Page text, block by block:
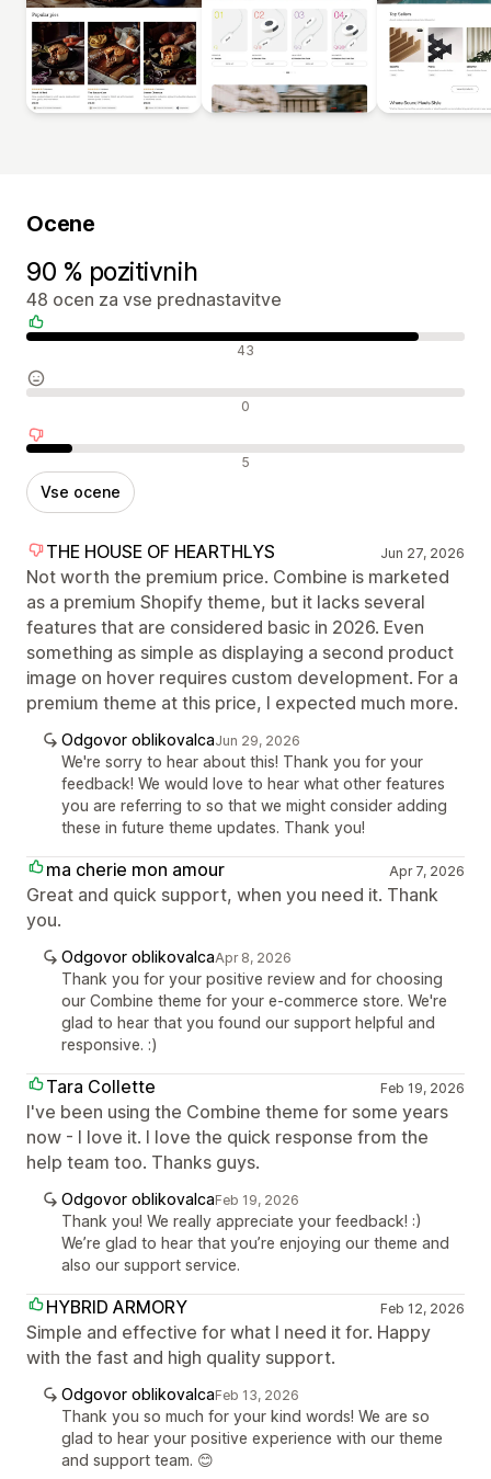
Ocene
90 % pozitivnih
48 ocen za vse prednastavitve
Pozitivne ocene 43
Nevtralne ocene 0
Negativne ocene 5
Vse ocene
THE HOUSE OF HEARTHLYS Jun 27, 2026
Not worth the premium price. Combine is marketed
as a premium Shopify theme, but it lacks several
features that are considered basic in 2026. Even
something as simple as displaying a second product
image on hover requires custom development. For a
premium theme at this price, I expected much more.
Odgovor oblikovalcaJun 29, 2026
We're sorry to hear about this! Thank you for your
feedback! We would love to hear what other features
you are referring to so that we might consider adding
these in future theme updates. Thank you!
ma cherie mon amour Apr 7, 2026
Great and quick support, when you need it. Thank
you.
Odgovor oblikovalcaApr 8, 2026
Thank you for your positive review and for choosing
our Combine theme for your e-commerce store. We're
glad to hear that you found our support helpful and
responsive. :)
Tara Collette Feb 19, 2026
I've been using the Combine theme for some years
now - I love it. I love the quick response from the
help team too. Thanks guys.
Odgovor oblikovalcaFeb 19, 2026
Thank you! We really appreciate your feedback! :)
We’re glad to hear that you’re enjoying our theme and
also our support service.
HYBRID ARMORY Feb 12, 2026
Simple and effective for what I need it for. Happy
with the fast and high quality support.
Odgovor oblikovalcaFeb 13, 2026
Thank you so much for your kind words! We are so
glad to hear your positive experience with our theme
and support team. 😊